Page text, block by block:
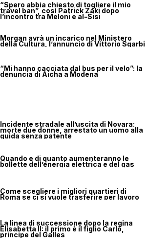
“Spero abbia chiesto di togliere il mio
travel ban”, così Patrick Zaki dopo
l’incontro tra Meloni e al-Sisi
Morgan avrà un incarico nel Ministero
della Cultura, l’annuncio di Vittorio Sgarbi
“Mi hanno cacciata dal bus per il velo”: la
denuncia di Aicha a Modena
Incidente stradale all’uscita di Novara:
morte due donne, arrestato un uomo alla
guida senza patente
Quando e di quanto aumenteranno le
bollette dell’energia elettrica e del gas
Come scegliere i migliori quartieri di
Roma se ci si vuole trasferire per lavoro
La linea di successione dopo la regina
Elisabetta II: il primo è il figlio Carlo,
principe del Galles